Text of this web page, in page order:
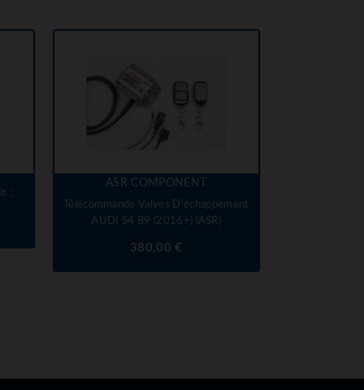
:
ASR COMPONENT
Télécommande Valves D'échappement
AUDI S4 B9 (2016+) (ASR)
Prix
380,00 €